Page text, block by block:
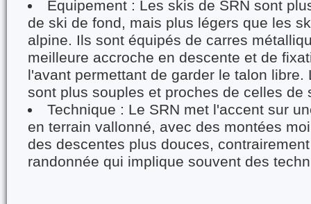
Équipement : Les skis de SRN sont
de ski de fond, mais plus légers que les
alpine. Ils sont équipés de carres
meilleure accroche en descente et de
l'avant permettant de garder le talon libre.
sont plus souples et proches de celles de
Technique : Le SRN met l'accent sur
en terrain vallonné, avec des montées
des descentes plus douces,
randonnée qui implique souvent des